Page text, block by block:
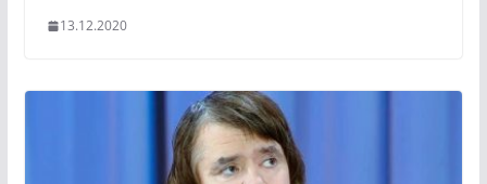
13.12.2020